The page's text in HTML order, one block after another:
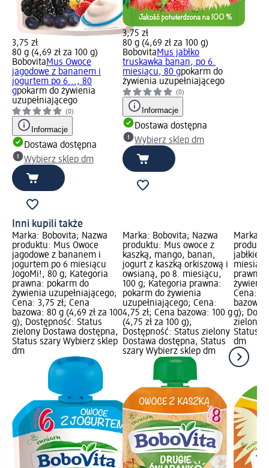
3,75 zł
80 g (4,69 zł za 100 g)
BobovitaMus Owoce
jagodowe z bananem i
jogurtem po 6..., 80
gpokarm do żywienia
uzupełniającego
(0)
Informacje
Dostawa dostępna
Wybierz sklep dm
3,75 zł
80 g (4,69 zł za 100 g)
BobovitaMus jabłko
truskawka banan, po 6.
miesiącu, 80 gpokarm do
żywienia uzupełniającego
(0)
Informacje
Dostawa dostępna
Wybierz sklep dm
Inni kupili także
Marka: Bobovita; Nazwa
produktu: Mus Owoce
jagodowe z bananem i
jogurtem po 6 miesiącu
JogoMi!, 80 g; Kategoria
prawna: pokarm do
żywienia uzupełniającego;
Cena: 3,75 zł; Cena
bazowa: 80 g (4,69 zł za 100
g); Dostępność: Status
zielony Dostawa dostępna,
Status szary Wybierz sklep
dm
Marka: Bobovita; Nazwa
produktu: Mus owoce z
kaszką, mango, banan,
jogurt z kaszką orkiszową i
owsianą, po 8. miesiącu,
100 g; Kategoria prawna:
pokarm do żywienia
uzupełniającego; Cena:
4,75 zł; Cena bazowa: 100 g
(4,75 zł za 100 g);
Dostępność: Status zielony
Dostawa dostępna, Status
szary Wybierz sklep dm
Marka:
prawna:
Cena:
bazowa:
g);
zielony
Status
dm